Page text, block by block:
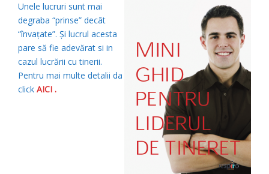
Unele lucruri sunt mai
degraba “prinse” decât
“învaţate”. Și lucrul acesta
pare să fie adevărat si in
cazul lucrării cu tinerii.
Pentru mai multe detalii da
click AICI .